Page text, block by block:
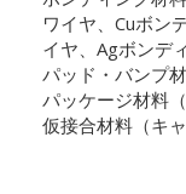
ワイヤ、Cuボン
イヤ、Agボンデ
パッド・バンプ
パッケージ材料
仮接合材料（キ